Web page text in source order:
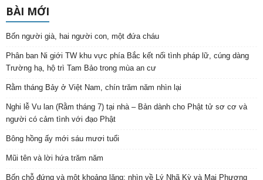
BÀI MỚI
Bốn người già, hai người con, một đứa cháu
Phân ban Ni giới TW khu vực phía Bắc kết nối tình pháp lữ, cúng dàng
Trường hạ, hộ trì Tam Bảo trong mùa an cư
Rằm tháng Bảy ở Việt Nam, chín trăm năm nhìn lại
Nghi lễ Vu lan (Rằm tháng 7) tại nhà – Bản dành cho Phật tử sơ cơ và
người có cảm tình với đạo Phật
Bông hồng ấy mới sáu mươi tuổi
Mũi tên và lời hứa trăm năm
Bốn chỗ đứng và một khoảng lặng: nhìn về Lý Nhã Kỳ và Mai Phương